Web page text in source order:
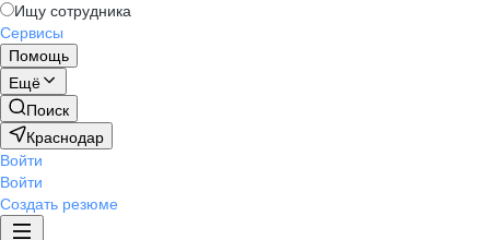
Ищу сотрудника
Сервисы
Помощь
Ещё
Поиск
Краснодар
Войти
Войти
Создать резюме